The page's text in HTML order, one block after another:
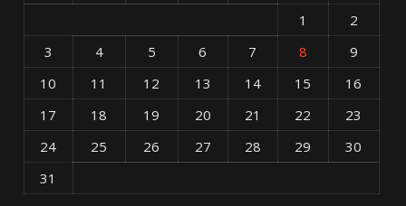
1
2
3
4 5 6 7 8
9
10
11 12 13 14 15
16
17
18 19 20 21 22
23
24
25 26 27 28 29
30
31